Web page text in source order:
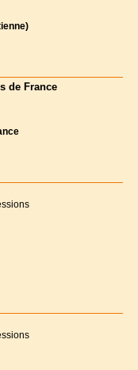
de France